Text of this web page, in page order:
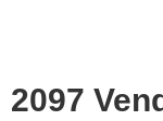
2097